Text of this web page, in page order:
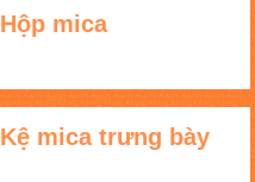
Hộp mica
Kệ mica trưng bày